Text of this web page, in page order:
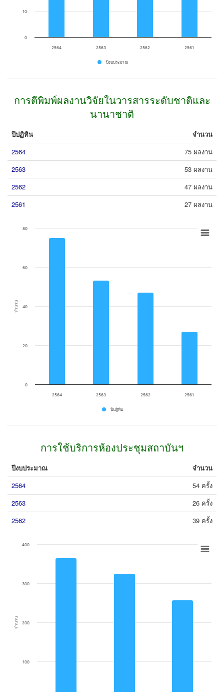
ปีงบประมาณ
2564 2563 2562 2561
0
10
การตีพิมพ์ผลงานวิจัยในวารสารระดับชาติและ
นานาชาติ
ปีปฏิทิน
จำนวน
2564
75 ผลงาน
2563
53 ผลงาน
2562
47 ผลงาน
2561
27 ผลงาน
Chart
The chart has 1 X axis displaying categories.
The chart has 1 Y axis displaying จำนวน. Data ranges from 27 to 75.
จำนวน
ปีปฏิทิน
2564 2563 2562 2561
0
20
40
60
80
การใช้บริการห้องประชุมสถาบันฯ
ปีงบประมาณ
จำนวน
2564
54 ครั้ง
2563
26 ครั้ง
2562
39 ครั้ง
Chart
Bar chart with 3 bars.
The chart has 1 X axis displaying categories.
จำนวน
100
200
300
400